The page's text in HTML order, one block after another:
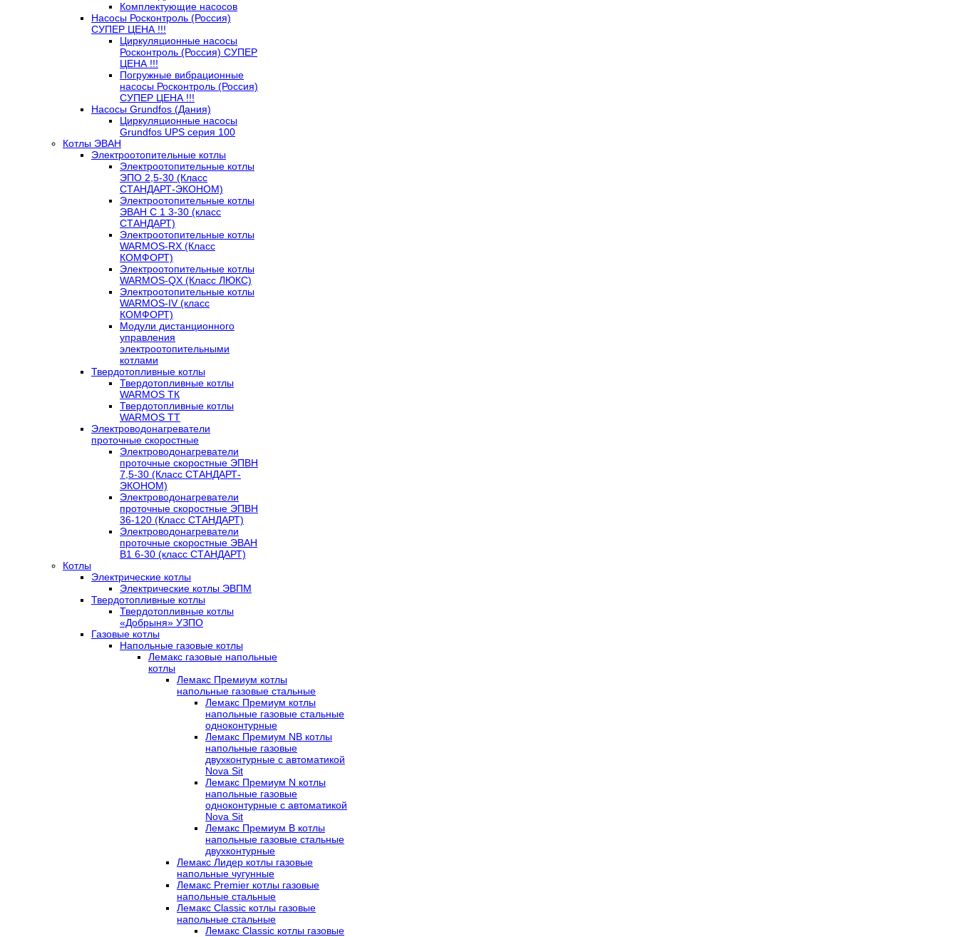
Комплектующие насосов
Насосы Росконтроль (Россия)
СУПЕР ЦЕНА !!!
Циркуляционные насосы
Росконтроль (Россия) СУПЕР
ЦЕНА !!!
Погружные вибрационные
насосы Росконтроль (Россия)
СУПЕР ЦЕНА !!!
Насосы Grundfos (Дания)
Циркуляционные насосы
Grundfos UPS серия 100
Котлы ЭВАН
Электроотопительные котлы
Электроотопительные котлы
ЭПО 2,5-30 (Класс
СТАНДАРТ-ЭКОНОМ)
Электроотопительные котлы
ЭВАН С 1 3-30 (класс
СТАНДАРТ)
Электроотопительные котлы
WARMOS-RX (Класс
КОМФОРТ)
Электроотопительные котлы
WARMOS-QX (Класс ЛЮКС)
Электроотопительные котлы
WARMOS-IV (класс
КОМФОРТ)
Модули дистанционного
управления
электроотопительными
котлами
Твердотопливные котлы
Твердотопливные котлы
WARMOS TК
Твердотопливные котлы
WARMOS TT
Электроводонагреватели
проточные скоростные
Электроводонагреватели
проточные скоростные ЭПВН
7,5-30 (Класс СТАНДАРТ-
ЭКОНОМ)
Электроводонагреватели
проточные скоростные ЭПВН
36-120 (Класс СТАНДАРТ)
Электроводонагреватели
проточные скоростные ЭВАН
В1 6-30 (класс СТАНДАРТ)
Котлы
Электрические котлы
Электрические котлы ЭВПМ
Твердотопливные котлы
Твердотопливные котлы
«Добрыня» УЗПО
Газовые котлы
Напольные газовые котлы
Лемакс газовые напольные
котлы
Лемакс Премиум котлы
напольные газовые стальные
Лемакс Премиум котлы
напольные газовые стальные
одноконтурные
Лемакс Премиум NB котлы
напольные газовые
двухконтурные c автоматикой
Nova Sit
Лемакс Премиум N котлы
напольные газовые
одноконтурные c автоматикой
Nova Sit
Лемакс Премиум B котлы
напольные газовые стальные
двухконтурные
Лемакс Лидер котлы газовые
напольные чугунные
Лемакс Premier котлы газовые
напольные стальные
Лемакс Classic котлы газовые
напольные стальные
Лемакс Classic котлы газовые